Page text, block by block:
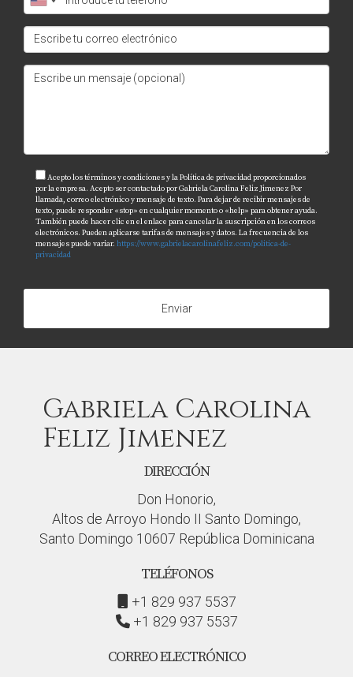
Acepto los términos y condiciones y la Política de privacidad proporcionados
por la empresa. Acepto ser contactado por Gabriela Carolina Feliz Jimenez Por
llamada, correo electrónico y mensaje de texto. Para dejar de recibir mensajes de
texto, puede responder «stop» en cualquier momento o «help» para obtener ayuda.
También puede hacer clic en el enlace para cancelar la suscripción en los correos
electrónicos. Pueden aplicarse tarifas de mensajes y datos. La frecuencia de los
mensajes puede variar. https://www.gabrielacarolinafeliz.com/politica-de-
privacidad
Enviar
Gabriela Carolina
Feliz Jimenez
DIRECCIÓN
Don Honorio,
Altos de Arroyo Hondo II Santo Domingo,
Santo Domingo 10607 República Dominicana
TELÉFONOS
+1 829 937 5537
+1 829 937 5537
CORREO ELECTRÓNICO